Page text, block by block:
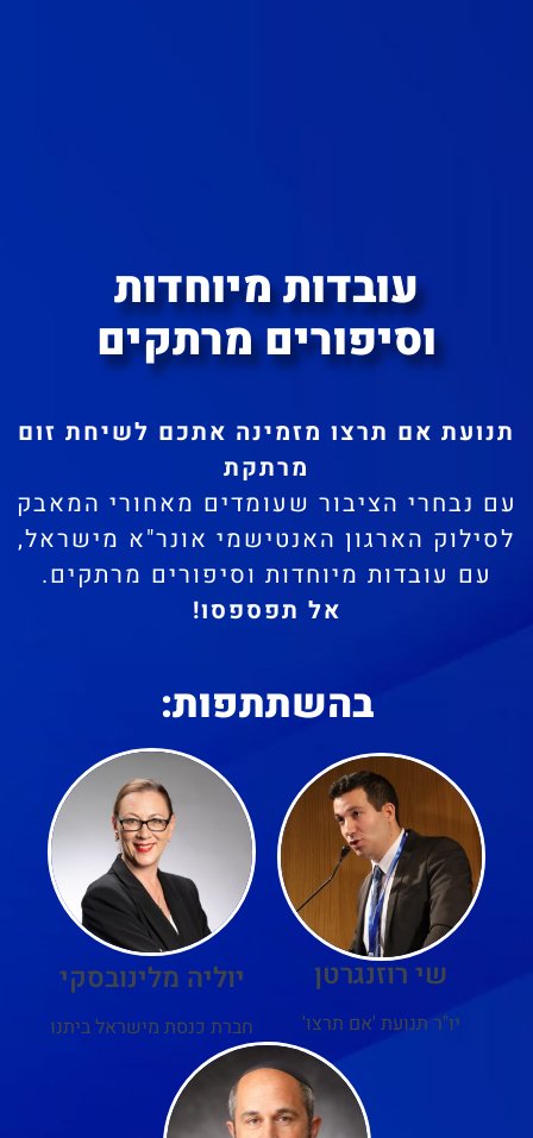
עובדות מיוחדות
וסיפורים מרתקים
תנועת אם תרצו מזמינה אתכם לשיחת זום
מרתקת
עם נבחרי הציבור שעומדים מאחורי המאבק
לסילוק הארגון האנטישמי אונר"א מישראל,
עם עובדות מיוחדות וסיפורים מרתקים.
אל תפספסו!
בהשתתפות:
שי רוזנגרטן
יו"ר תנועת 'אם תרצו'
יוליה מלינובסקי
חברת כנסת מישראל ביתנו